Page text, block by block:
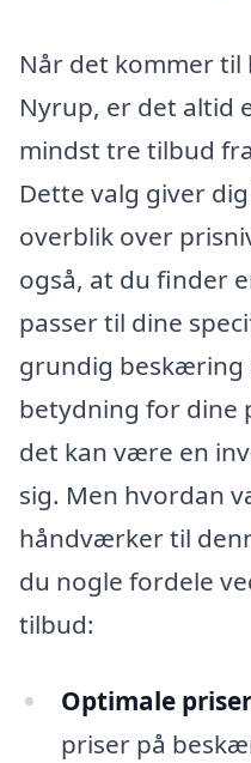
Når det kommer
Nyrup, er det altid
mindst tre tilbud
Dette valg giver
overblik over
også, at du finder
passer til dine
grundig beskæring
betydning for dine
det kan være en
sig. Men hvordan
håndværker til
du nogle fordele
tilbud:
Optimale
priser på